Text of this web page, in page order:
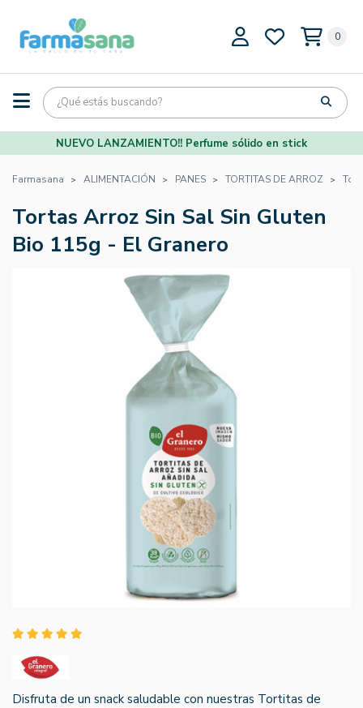
0
NUEVO LANZAMIENTO!! Perfume sólido en stick
Farmasana ALIMENTACIÓN PANES TORTITAS DE ARROZ
Tortas Arroz Sin Sal Sin Gluten
Bio 115g - El Granero
Disfruta de un snack saludable con nuestras Tortitas de